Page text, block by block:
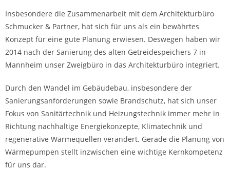
Insbesondere die Zusammenarbeit mit dem Architekturbüro
Schmucker & Partner, hat sich für uns als ein bewährtes
Konzept für eine gute Planung erwiesen. Deswegen haben wir
2014 nach der Sanierung des alten Getreidespeichers 7 in
Mannheim unser Zweigbüro in das Architekturbüro integriert.
Durch den Wandel im Gebäudebau, insbesondere der
Sanierungsanforderungen sowie Brandschutz, hat sich unser
Fokus von Sanitärtechnik und Heizungstechnik immer mehr in
Richtung nachhaltige Energiekonzepte, Klimatechnik und
regenerative Wärmequellen verändert. Gerade die Planung von
Wärmepumpen stellt inzwischen eine wichtige Kernkompetenz
für uns dar.